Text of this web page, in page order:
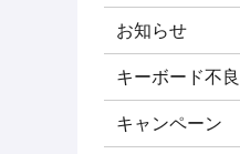
お知らせ
キーボード不良
キャンペーン